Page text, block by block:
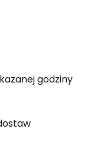
godziny